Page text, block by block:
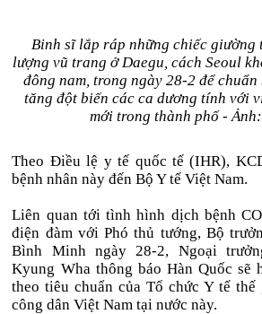
Binh sĩ lắp ráp những chiếc giường
lượng vũ trang ở Daegu, cách Seoul
đông nam, trong ngày 28-2 để
tăng đột biến các ca dương tính với
mới trong thành phố -
Theo Điều lệ y tế quốc tế (IHR),
bệnh nhân này đến Bộ Y tế Việt Nam.
Liên quan tới tình hình dịch bệnh
điện đàm với Phó thủ tướng, Bộ
Bình Minh ngày 28-2, Ngoại
Kyung Wha thông báo Hàn Quốc sẽ
theo tiêu chuẩn của Tổ chức Y tế
công dân Việt Nam tại nước này.